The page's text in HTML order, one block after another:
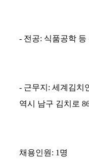
- 전공: 식품공학 등
- 근무지 : 세계김치
역시 남구 김치로
채용인원 : 1 명